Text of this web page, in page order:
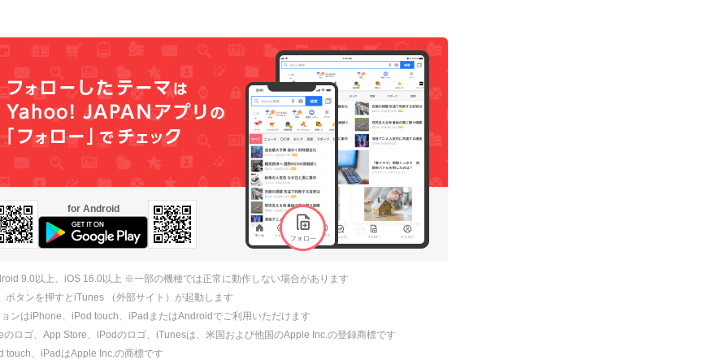
for Android
9.0以上、iOS 16.0以上 ※一部の機種では正常に動作しない場合があります
ボタンを押すとiTunes （外部サイト）が起動します
ンはiPhone、iPod touch、iPadまたはAndroidでご利用いただけます
ロゴ、App Store、iPodのロゴ、iTunesは、米国および他国のApple Inc.の登録商標です
touch、iPadはApple Inc.の商標です